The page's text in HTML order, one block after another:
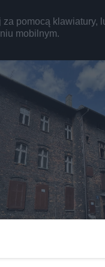
za pomocą klawiatury,
mobilnym.